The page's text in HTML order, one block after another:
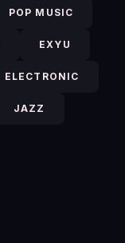
POP MUSIC
EXYU
ELECTRONIC
JAZZ